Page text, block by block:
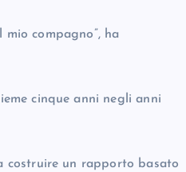
compagno”, ha
cinque anni negli anni
costruire un rapporto basato